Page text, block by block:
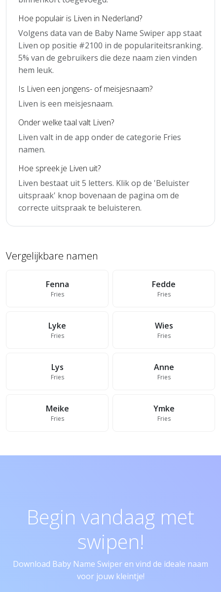
Hoe populair is Liven in Nederland?
Volgens data van de Baby Name Swiper app staat
Liven op positie #2100 in de populariteitsranking.
5% van de gebruikers die deze naam zien vinden
hem leuk.
Is Liven een jongens- of meisjesnaam?
Liven is een meisjesnaam.
Onder welke taal valt Liven?
Liven valt in de app onder de categorie Fries
namen.
Hoe spreek je Liven uit?
Liven bestaat uit 5 letters. Klik op de 'Beluister
uitspraak' knop bovenaan de pagina om de
correcte uitspraak te beluisteren.
Vergelijkbare namen
Fenna
Fries
Fedde
Fries
Lyke
Fries
Wies
Fries
Lys
Fries
Anne
Fries
Meike
Fries
Ymke
Fries
Begin vandaag met
swipen!
Download Baby Name Swiper en vind de ideale naam
voor jouw kleintje!